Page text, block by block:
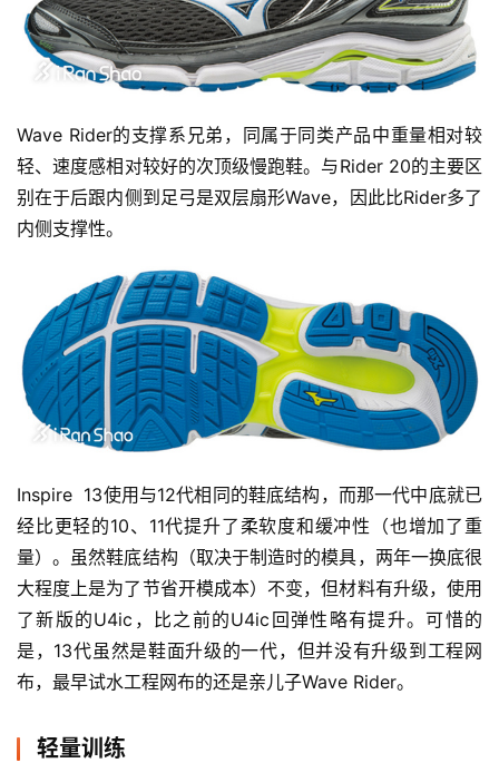
Wave Rider的支撑系兄弟，同属于同类产品中重量相对较
轻、速度感相对较好的次顶级慢跑鞋。与Rider 20的主要区
别在于后跟内侧到足弓是双层扇形Wave，因此比Rider多了
内侧支撑性。
Inspire  13使用与12代相同的鞋底结构，而那一代中底就已
经比更轻的10、11代提升了柔软度和缓冲性（也增加了重
量）。虽然鞋底结构（取决于制造时的模具，两年一换底很
大程度上是为了节省开模成本）不变，但材料有升级，使用
了新版的U4ic，比之前的U4ic回弹性略有提升。可惜的
是，13代虽然是鞋面升级的一代，但并没有升级到工程网
布，最早试水工程网布的还是亲儿子Wave Rider。
轻量训练